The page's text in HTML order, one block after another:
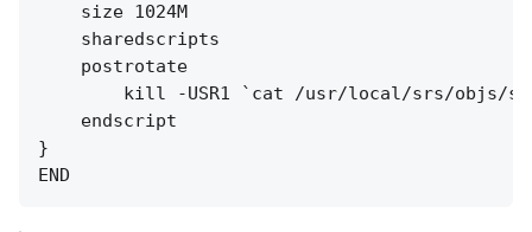
    size 1024M
    sharedscripts
    postrotate
kill -USR1 `cat /usr/local/srs/objs/
    endscript
}